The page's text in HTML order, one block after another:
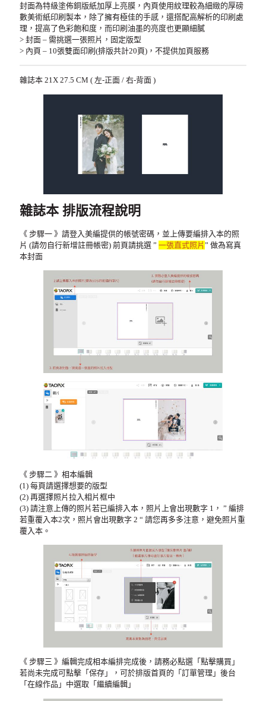
封面為特級塗佈銅版紙加厚上亮膜，內頁使用紋理較為細緻的厚磅
數美術紙印刷製本，除了擁有極佳的手感，還搭配高解析的印刷處
理，提高了色彩飽和度，而印刷油墨的亮度也更顯細膩
> 封面 – 需挑選一張照片，固定版型
> 內頁 – 10張雙面印刷(排版共計20頁)，不提供加頁服務
雜誌本 21X 27.5 CM ( 左-正面 / 右-背面 )
雜誌本 排版流程說明
《 步驟一 》請登入美編提供的帳號密碼，並上傳要編排入本的照
片 (請勿自行新增註冊帳密) 前頁請挑選 ” 一張直式照片 ” 做為寫真
本封面
《 步驟二 》相本編輯
(1) 每頁請選擇想要的版型
(2) 再選擇照片拉入相片框中
(3) 請注意上傳的照片若已編排入本，照片上會出現數字 1， ” 編排
若重覆入本2次，照片會出現數字 2 “ 請您再多多注意，避免照片重
覆入本。
《 步驟三 》編輯完成相本編排完成後，請務必點選「點擊購買」
若尚未完成可點擊「保存」，可於排版首頁的「訂單管理」後台
「在線作品」中選取「繼續編輯」